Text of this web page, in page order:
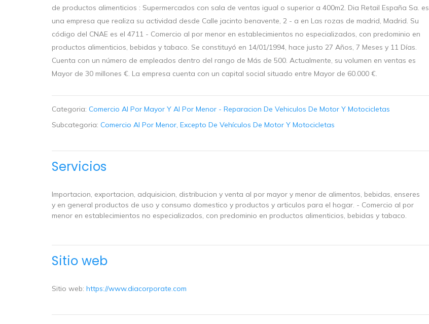
de productos alimenticios : Supermercados con sala de ventas igual o superior a 400m2. Dia Retail España Sa. es
una empresa que realiza su actividad desde Calle jacinto benavente, 2 - a en Las rozas de madrid, Madrid. Su
código del CNAE es el 4711 - Comercio al por menor en establecimientos no especializados, con predominio en
productos alimenticios, bebidas y tabaco. Se constituyó en 14/01/1994, hace justo 27 Años, 7 Meses y 11 Días.
Cuenta con un número de empleados dentro del rango de Más de 500. Actualmente, su volumen en ventas es
Mayor de 30 millones €. La empresa cuenta con un capital social situado entre Mayor de 60.000 €.
Categoria: Comercio Al Por Mayor Y Al Por Menor - Reparacion De Vehiculos De Motor Y Motocicletas
Subcategoria: Comercio Al Por Menor, Excepto De Vehículos De Motor Y Motocicletas
Servicios
Importacion, exportacion, adquisicion, distribucion y venta al por mayor y menor de alimentos, bebidas, enseres
y en general productos de uso y consumo domestico y productos y articulos para el hogar. - Comercio al por
menor en establecimientos no especializados, con predominio en productos alimenticios, bebidas y tabaco.
Sitio web
Sitio web: https://www.diacorporate.com